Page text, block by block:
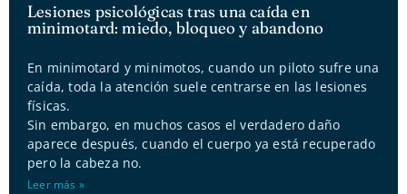
Lesiones psicológicas tras una caída en
minimotard: miedo, bloqueo y abandono
En minimotard y minimotos, cuando un piloto sufre una
caída, toda la atención suele centrarse en las lesiones
físicas.
Sin embargo, en muchos casos el verdadero daño
aparece después, cuando el cuerpo ya está recuperado
pero la cabeza no.
Leer más »